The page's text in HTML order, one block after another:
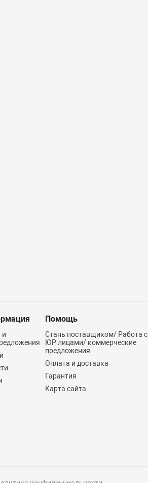
и
Помощь
Стань поставщиком/ Работа с
ЮР лицами/ коммерческие
предложения
Оплата и доставка
Гарантия
Карта сайта